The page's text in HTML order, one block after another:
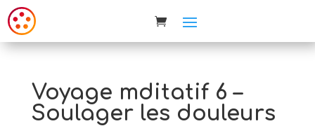
Voyage mditatif 6 –
Soulager les douleurs